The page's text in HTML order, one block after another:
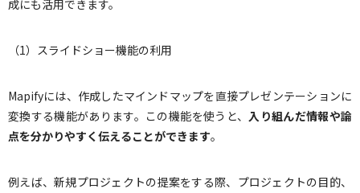
成にも活用できます。
（1）スライドショー機能の利用
Mapifyには、作成したマインドマップを直接プレゼンテーションに
変換する機能があります。この機能を使うと、入り組んだ情報や論
点を分かりやすく伝えることができます。
例えば、新規プロジェクトの提案をする際、プロジェクトの目的、